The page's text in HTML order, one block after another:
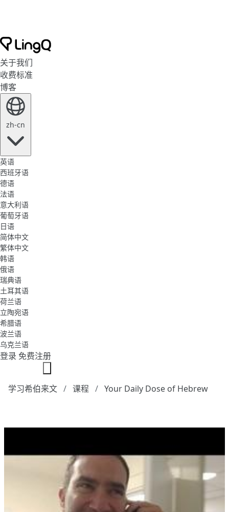
关于我们
收费标准
博客
zh-cn
英语
西班牙语
德语
法语
意大利语
葡萄牙语
日语
简体中文
繁体中文
韩语
俄语
瑞典语
土耳其语
荷兰语
立陶宛语
希腊语
波兰语
乌克兰语
登录 免费注册
学习希伯来文 课程 Your Daily Dose of Hebrew